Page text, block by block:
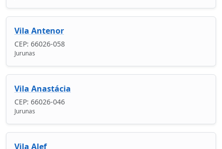
Vila Antenor
CEP: 66026-058
Jurunas
Vila Anastácia
CEP: 66026-046
Jurunas
Vila Alef